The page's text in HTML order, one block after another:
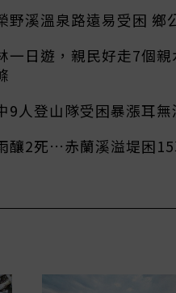
野溪溫泉路遠易受困 鄉
一日遊，親民好走7個
9人登山隊受困暴漲耳
釀2死…赤蘭溪溢堤困